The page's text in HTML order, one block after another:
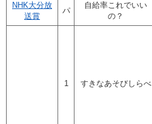
NHK大分放
送賞
パ
自給率これでいい
の？
1 すきなあそびしらべ